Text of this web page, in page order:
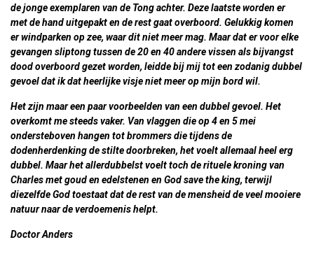
de jonge exemplaren van de Tong achter. Deze laatste worden er
met de hand uitgepakt en de rest gaat overboord. Gelukkig komen
er windparken op zee, waar dit niet meer mag. Maar dat er voor elke
gevangen sliptong tussen de 20 en 40 andere vissen als bijvangst
dood overboord gezet worden, leidde bij mij tot een zodanig dubbel
gevoel dat ik dat heerlijke visje niet meer op mijn bord wil.
Het zijn maar een paar voorbeelden van een dubbel gevoel. Het
overkomt me steeds vaker. Van vlaggen die op 4 en 5 mei
ondersteboven hangen tot brommers die tijdens de
dodenherdenking de stilte doorbreken, het voelt allemaal heel erg
dubbel. Maar het allerdubbelst voelt toch de rituele kroning van
Charles met goud en edelstenen en God save the king, terwijl
diezelfde God toestaat dat de rest van de mensheid de veel mooiere
natuur naar de verdoemenis helpt.
Doctor Anders